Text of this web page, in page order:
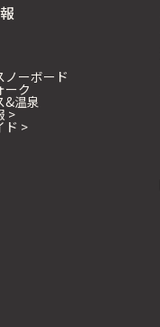
ノーボード
ーク
&温泉
>
ド >